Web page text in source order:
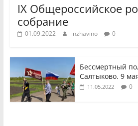
IX Общероссийское
собрание
01.09.2022 inzhavino 0
Бессмертный
Салтыково. 9
11.05.2022 0